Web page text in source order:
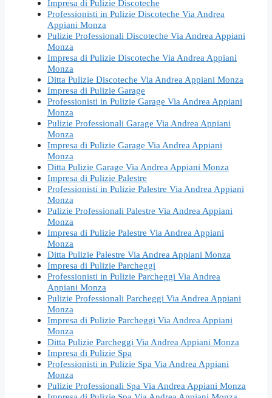
Impresa di Pulizie Discoteche
Professionisti in Pulizie Discoteche Via Andrea
Appiani Monza
Pulizie Professionali Discoteche Via Andrea Appiani
Monza
Impresa di Pulizie Discoteche Via Andrea Appiani
Monza
Ditta Pulizie Discoteche Via Andrea Appiani Monza
Impresa di Pulizie Garage
Professionisti in Pulizie Garage Via Andrea Appiani
Monza
Pulizie Professionali Garage Via Andrea Appiani
Monza
Impresa di Pulizie Garage Via Andrea Appiani
Monza
Ditta Pulizie Garage Via Andrea Appiani Monza
Impresa di Pulizie Palestre
Professionisti in Pulizie Palestre Via Andrea Appiani
Monza
Pulizie Professionali Palestre Via Andrea Appiani
Monza
Impresa di Pulizie Palestre Via Andrea Appiani
Monza
Ditta Pulizie Palestre Via Andrea Appiani Monza
Impresa di Pulizie Parcheggi
Professionisti in Pulizie Parcheggi Via Andrea
Appiani Monza
Pulizie Professionali Parcheggi Via Andrea Appiani
Monza
Impresa di Pulizie Parcheggi Via Andrea Appiani
Monza
Ditta Pulizie Parcheggi Via Andrea Appiani Monza
Impresa di Pulizie Spa
Professionisti in Pulizie Spa Via Andrea Appiani
Monza
Pulizie Professionali Spa Via Andrea Appiani Monza